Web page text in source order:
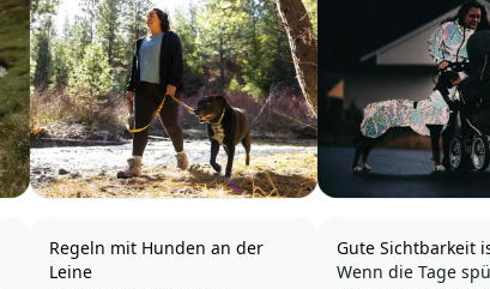
Regeln mit Hunden an der
Leine
Gute Sichtbarkeit
Wenn die Tage